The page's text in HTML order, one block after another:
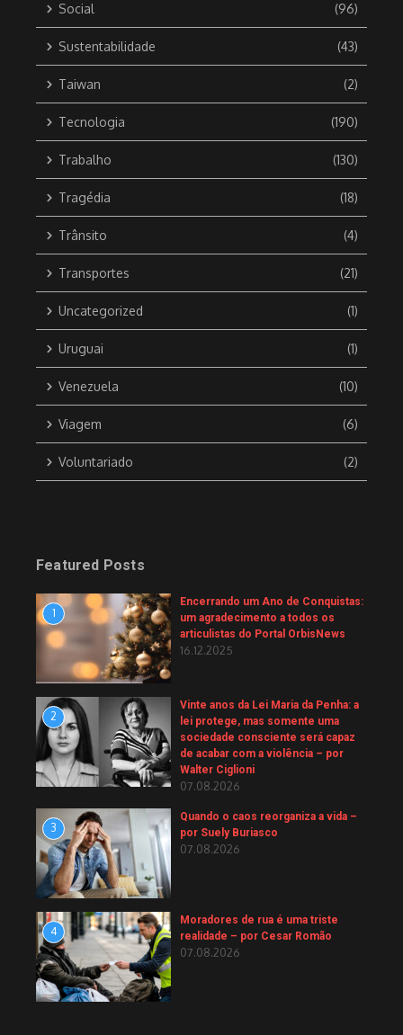
Social (96)
Sustentabilidade (43)
Taiwan (2)
Tecnologia (190)
Trabalho (130)
Tragédia (18)
Trânsito (4)
Transportes (21)
Uncategorized (1)
Uruguai (1)
Venezuela (10)
Viagem (6)
Voluntariado (2)
Featured Posts
1
Encerrando um Ano de Conquistas:
um agradecimento a todos os
articulistas do Portal OrbisNews
16.12.2025
2
Vinte anos da Lei Maria da Penha: a
lei protege, mas somente uma
sociedade consciente será capaz
de acabar com a violência – por
Walter Ciglioni
07.08.2026
3
Quando o caos reorganiza a vida –
por Suely Buriasco
07.08.2026
4
Moradores de rua é uma triste
realidade – por Cesar Romão
07.08.2026